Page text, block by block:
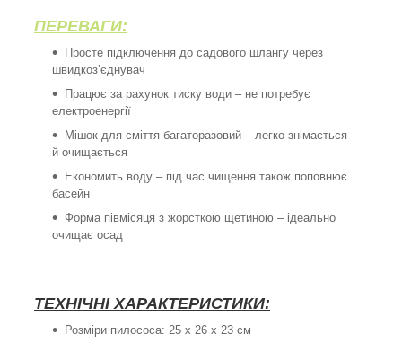
ПЕРЕВАГИ:
Просте підключення до садового шлангу через
швидкоз’єднувач
Працює за рахунок тиску води – не потребує
електроенергії
Мішок для сміття багаторазовий – легко знімається
й очищається
Економить воду – під час чищення також поповнює
басейн
Форма півмісяця з жорсткою щетиною – ідеально
очищає осад
ТЕХНІЧНІ ХАРАКТЕРИСТИКИ:
Розміри пилососа: 25 x 26 x 23 см